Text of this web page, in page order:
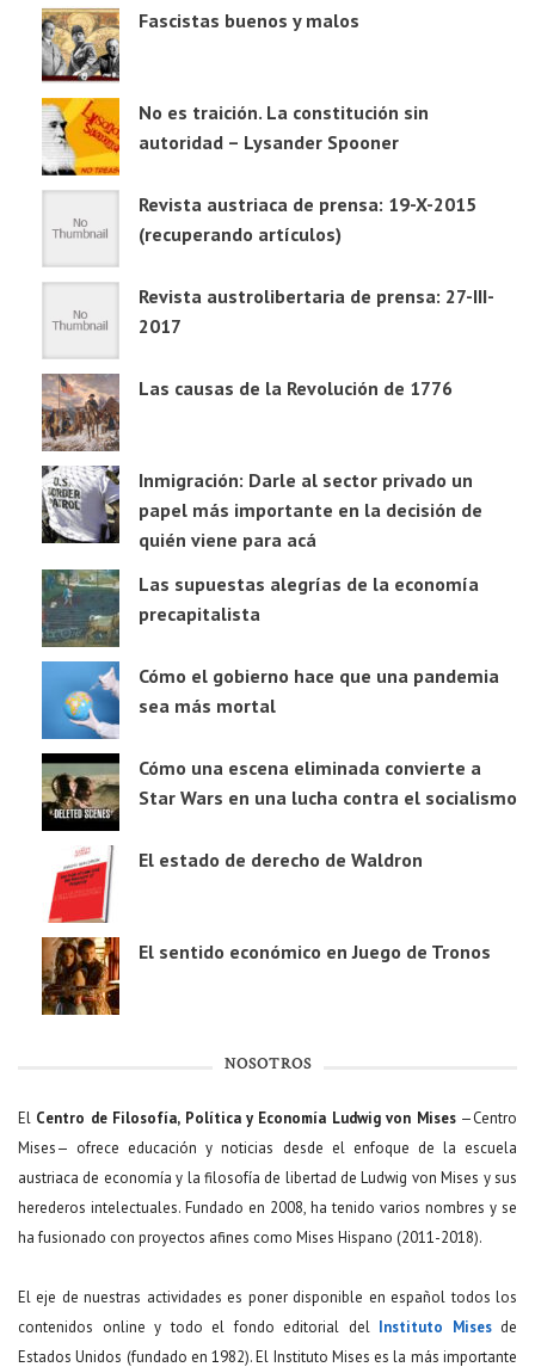
Fascistas buenos y malos
No es traición. La constitución sin
autoridad – Lysander Spooner
Revista austriaca de prensa: 19-X-2015
(recuperando artículos)
Revista austrolibertaria de prensa: 27-III-
2017
Las causas de la Revolución de 1776
Inmigración: Darle al sector privado un
papel más importante en la decisión de
quién viene para acá
Las supuestas alegrías de la economía
precapitalista
Cómo el gobierno hace que una pandemia
sea más mortal
Cómo una escena eliminada convierte a
Star Wars en una lucha contra el socialismo
El estado de derecho de Waldron
El sentido económico en Juego de Tronos
NOSOTROS
El Centro de Filosofía, Política y Economía Ludwig von Mises—Centro
Mises— ofrece educación y noticias desde el enfoque de la escuela
austriaca de economía y la filosofía de libertad de Ludwig von Mises y sus
herederos intelectuales. Fundado en 2008, ha tenido varios nombres y se
ha fusionado con proyectos afines como Mises Hispano (2011-2018).
El eje de nuestras actividades es poner disponible en español todos los
contenidos online y todo el fondo editorial del Instituto Misesde
Estados Unidos (fundado en 1982). El Instituto Mises es la más importante